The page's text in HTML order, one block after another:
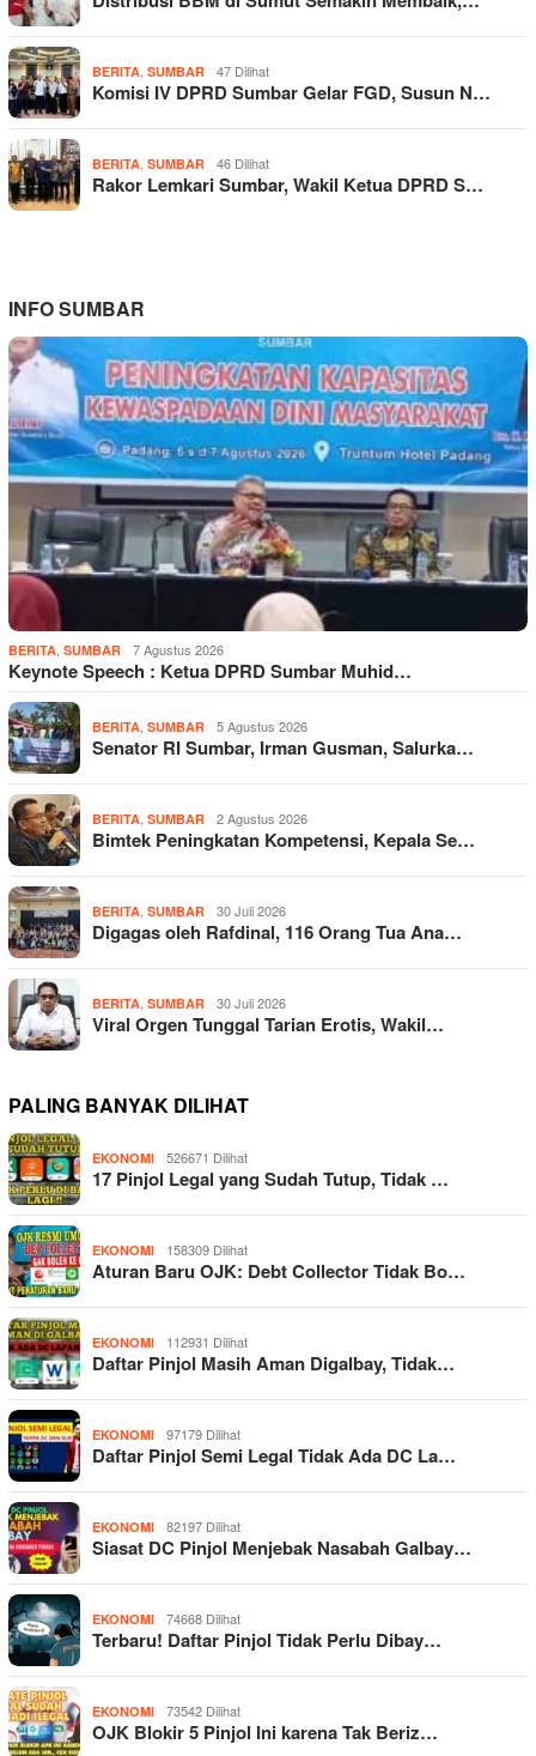
BERITA SUMBAR 47 Dilihat
Komisi IV DPRD Sumbar Gelar FGD, Susun N…
BERITA SUMBAR 46 Dilihat
Rakor Lemkari Sumbar, Wakil Ketua DPRD S…
INFO SUMBAR
BERITA SUMBAR 7 Agustus 2026
Keynote Speech : Ketua DPRD Sumbar Muhid…
BERITA SUMBAR 5 Agustus 2026
Senator RI Sumbar, Irman Gusman, Salurka…
BERITA SUMBAR 2 Agustus 2026
Bimtek Peningkatan Kompetensi, Kepala Se…
BERITA SUMBAR 30 Juli 2026
Digagas oleh Rafdinal, 116 Orang Tua Ana…
BERITA SUMBAR 30 Juli 2026
Viral Orgen Tunggal Tarian Erotis, Wakil…
PALING BANYAK DILIHAT
EKONOMI 526671 Dilihat
17 Pinjol Legal yang Sudah Tutup, Tidak …
EKONOMI 158309 Dilihat
Aturan Baru OJK: Debt Collector Tidak Bo…
EKONOMI 112931 Dilihat
Daftar Pinjol Masih Aman Digalbay, Tidak…
EKONOMI 97179 Dilihat
Daftar Pinjol Semi Legal Tidak Ada DC La…
EKONOMI 82197 Dilihat
Siasat DC Pinjol Menjebak Nasabah Galbay…
EKONOMI 74668 Dilihat
Terbaru! Daftar Pinjol Tidak Perlu Dibay…
EKONOMI 73542 Dilihat
OJK Blokir 5 Pinjol Ini karena Tak Beriz…